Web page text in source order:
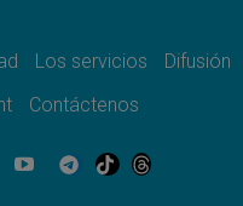
del Evangelio
a las religiosas en el
empoderamiento
Los servicios
Difusión
Contáctenos